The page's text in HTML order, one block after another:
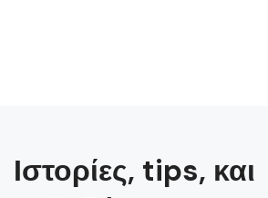
Ιστορίες, tips, και